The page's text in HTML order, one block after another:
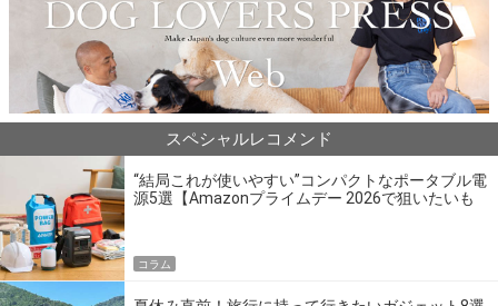
スペシャルレコメンド
“結局これが使いやすい”コンパクトなポータブル電
源5選【Amazonプライムデー 2026で狙いたいも
コラム